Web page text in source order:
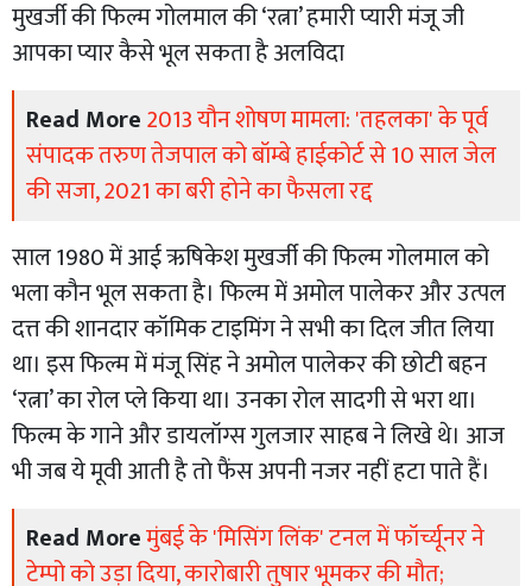
मुखर्जी की फिल्म गोलमाल की ‘रत्ना’ हमारी प्यारी मंजू जी
आपका प्यार कैसे भूल सकता है अलविदा
Read More2013 यौन शोषण मामला: 'तहलका' के पूर्व
संपादक तरुण तेजपाल को बॉम्बे हाईकोर्ट से 10 साल जेल
की सजा, 2021 का बरी होने का फैसला रद्द
साल 1980 में आई ऋषिकेश मुखर्जी की फिल्म गोलमाल को
भला कौन भूल सकता है। फिल्म में अमोल पालेकर और उत्पल
दत्त की शानदार कॉमिक टाइमिंग ने सभी का दिल जीत लिया
था। इस फिल्म में मंजू सिंह ने अमोल पालेकर की छोटी बहन
‘रत्ना’ का रोल प्ले किया था। उनका रोल सादगी से भरा था।
फिल्म के गाने और डायलॉग्स गुलजार साहब ने लिखे थे। आज
भी जब ये मूवी आती है तो फैंस अपनी नजर नहीं हटा पाते हैं।
Read Moreमुंबई के 'मिसिंग लिंक' टनल में फॉर्च्यूनर ने
टेम्पो को उड़ा दिया, कारोबारी तुषार भूमकर की मौत;